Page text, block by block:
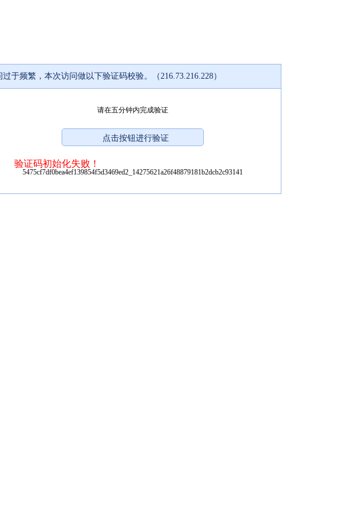
过于频繁，本次访问做以下验证码校验。（216.73.216.228）
请在五分钟内完成验证
验证码初始化失败！
5475cf7df0bea4ef139854f5d3469ed2_14275621a26f48879181b2dcb2c93141